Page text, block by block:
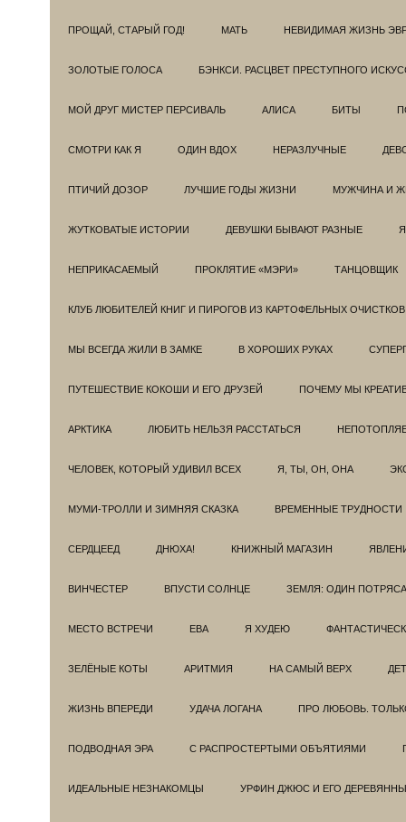
ПРОЩАЙ, СТАРЫЙ ГОД! МАТЬ НЕВИДИМАЯ ЖИЗНЬ
ЗОЛОТЫЕ ГОЛОСА БЭНКСИ. РАСЦВЕТ ПРЕСТУПНОГО
МОЙ ДРУГ МИСТЕР ПЕРСИВАЛЬ АЛИСА БИТЫ
СМОТРИ КАК Я ОДИН ВДОХ НЕРАЗЛУЧНЫЕ
ПТИЧИЙ ДОЗОР ЛУЧШИЕ ГОДЫ ЖИЗНИ МУЖЧИНА И
ЖУТКОВАТЫЕ ИСТОРИИ ДЕВУШКИ БЫВАЮТ РАЗНЫЕ
НЕПРИКАСАЕМЫЙ ПРОКЛЯТИЕ «МЭРИ» ТАНЦОВЩИК
КЛУБ ЛЮБИТЕЛЕЙ КНИГ И ПИРОГОВ ИЗ КАРТОФЕЛЬНЫХ ОЧИСТКОВ
МЫ ВСЕГДА ЖИЛИ В ЗАМКЕ В ХОРОШИХ РУКАХ
ПУТЕШЕСТВИЕ КОКОШИ И ЕГО ДРУЗЕЙ ПОЧЕМУ МЫ
АРКТИКА ЛЮБИТЬ НЕЛЬЗЯ РАССТАТЬСЯ
ЧЕЛОВЕК, КОТОРЫЙ УДИВИЛ ВСЕХ Я, ТЫ, ОН, ОНА
МУМИ-ТРОЛЛИ И ЗИМНЯЯ СКАЗКА ВРЕМЕННЫЕ ТРУДНОСТИ
СЕРДЦЕЕД ДНЮХА! КНИЖНЫЙ МАГАЗИН
ВИНЧЕСТЕР ВПУСТИ СОЛНЦЕ ЗЕМЛЯ: ОДИН
МЕСТО ВСТРЕЧИ ЕВА Я ХУДЕЮ
ЗЕЛЁНЫЕ КОТЫ АРИТМИЯ НА САМЫЙ ВЕРХ
ЖИЗНЬ ВПЕРЕДИ УДАЧА ЛОГАНА ПРО ЛЮБОВЬ.
ПОДВОДНАЯ ЭРА С РАСПРОСТЕРТЫМИ ОБЪЯТИЯМИ
ИДЕАЛЬНЫЕ НЕЗНАКОМЦЫ УРФИН ДЖЮС И ЕГО